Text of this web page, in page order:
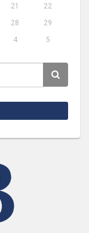
21
22
28
29
4 5